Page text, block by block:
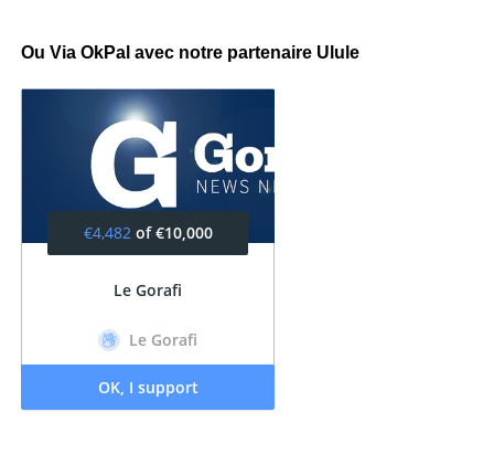
Ou Via OkPal avec notre partenaire Ulule